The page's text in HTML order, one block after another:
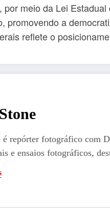
meio da Lei
promovendo a
reflete o
é repórter fotográfico com
e ensaios fotográficos,